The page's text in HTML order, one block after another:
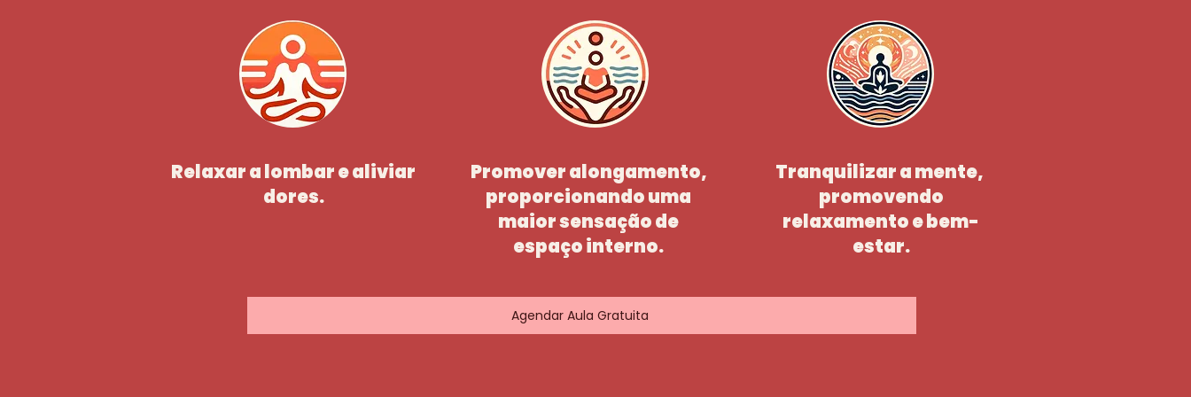
Relaxar a lombar e aliviar
dores.
Promover alongamento,
proporcionando uma
maior sensação de
espaço interno.
Tranquilizar a mente,
promovendo
relaxamento e bem-
estar.
Agendar Aula Gratuita